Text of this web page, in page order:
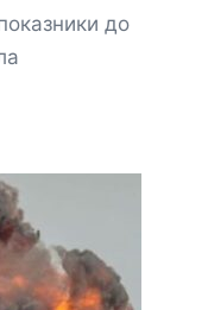
до